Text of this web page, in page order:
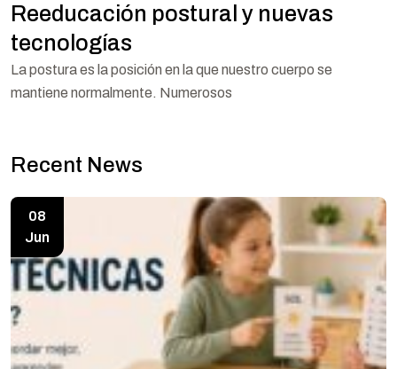
Reeducación postural y nuevas
tecnologías
La postura es la posición en la que nuestro cuerpo se
mantiene normalmente. Numerosos
Recent News
08
Jun